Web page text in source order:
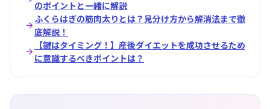
のポイントと一緒に解説

ふくらはぎの筋肉太りとは？見分け方から解消法まで徹
底解説！

【鍵はタイミング！】産後ダイエットを成功させるため
に意識するべきポイントは？